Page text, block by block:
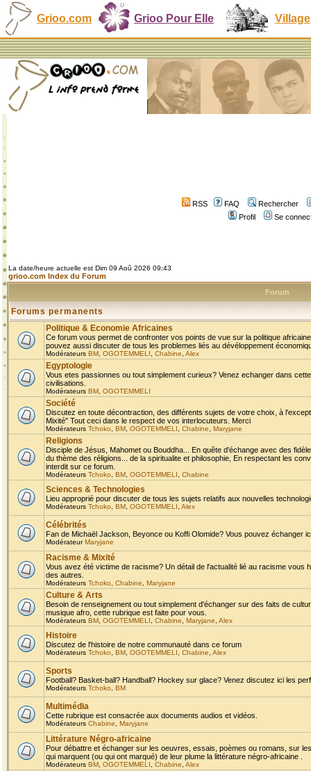
Grioo.com Grioo Pour Elle Village
RSS FAQ
Rechercher
Profil
Se
La date/heure actuelle est Dim 09 Aoû 2026 09:43
grioo.com Index du Forum
Forum
Forums permanents
Politique & Economie Africaines
Ce forum vous permet de confronter vos points de vue sur la politique
pouvez aussi discuter de tous les problemes liés au dévéloppement
Modérateurs BM OGOTEMMELI Chabine Alex
Egyptologie
Vous etes passionnes ou tout simplement curieux? Venez echanger dans
civilisations.
Modérateurs BM OGOTEMMELI
Société
Discutez en toute décontraction, des différents sujets de votre choix, à
Mixité" Tout ceci dans le respect de vos interlocuteurs. Merci
Modérateurs Tchoko BM OGOTEMMELI Chabine Maryjane
Religions
Disciple de Jésus, Mahomet ou Bouddha... En quête d'échange avec des
du thème des réligions... de la spiritualite et philosophie, En respectant les
interdit sur ce forum.
Modérateurs Tchoko BM OGOTEMMELI Chabine
Sciences & Technologies
Lieu approprié pour discuter de tous les sujets relatifs aux nouvelles
Modérateurs Tchoko BM OGOTEMMELI Alex
Célébrités
Fan de Michaël Jackson, Beyonce ou Koffi Olomide? Vous pouvez échanger
ModérateurMaryjane
Racisme & Mixité
Vous avez été victime de racisme? Un détail de l'actualité lié au racisme
des autres.
Modérateurs Tchoko Chabine Maryjane
Culture & Arts
Besoin de renseignement ou tout simplement d'échanger sur des faits de
musique afro, cette rubrique est faite pour vous.
Modérateurs BM OGOTEMMELI Chabine Maryjane Alex
Histoire
Discutez de l'histoire de notre communauté dans ce forum
Modérateurs Tchoko BM OGOTEMMELI Chabine Alex
Sports
Football? Basket-ball? Handball? Hockey sur glace? Venez discutez ici les
Modérateurs Tchoko BM
Multimédia
Cette rubrique est consacrée aux documents audios et vidéos.
Modérateurs Chabine Maryjane
Littérature Négro-africaine
Pour débattre et échanger sur les oeuvres, essais, poèmes ou romans, sur
qui marquent (ou qui ont marqué) de leur plume la littérature négro-africaine .
Modérateurs BM OGOTEMMELI Chabine Alex